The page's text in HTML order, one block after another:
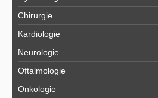
Chirurgie
Kardiologie
Neurologie
Oftalmologie
Onkologie